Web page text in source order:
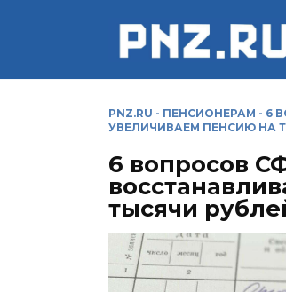
PNZ.RU - ПЕНСИОНЕРАМ - 6
УВЕЛИЧИВАЕМ ПЕНСИЮ НА
6 вопросов
тысячи